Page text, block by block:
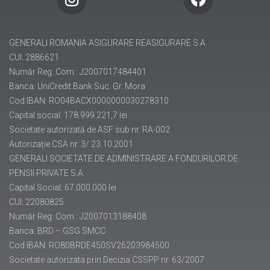
GENERALI ROMANIA ASIGURARE REASIGURARE S.A.
CUI: 2886621
Număr Reg. Com.: J2007017484401
Banca: UniCredit Bank Suc. Gr. Mora
Cod IBAN: RO04BACX0000000030278310
Capital social: 178.999.221,7 lei
Societate autorizată de ASF sub nr. RA-002
Autorizație CSA nr. 3/ 23.10.2001
GENERALI SOCIETATE DE ADMINISTRARE A FONDURILOR DE
PENSII PRIVATE S.A.
Capital Social: 67.000.000 lei
CUI: 22080825
Număr Reg. Com.: J2007013188408
Banca: BRD – GSG SMCC
Cod IBAN: RO80BRDE450SV26203984500
Societate autorizata prin Decizia CSSPP nr. 63/2007